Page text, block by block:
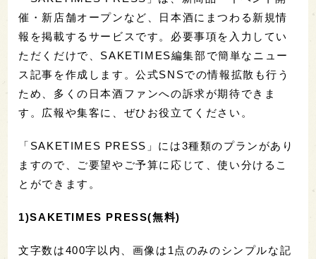
催・新店舗オープンなど、日本酒にまつわる新規情
報を掲載するサービスです。必要事項を入力してい
ただくだけで、SAKETIMES編集部で簡単なニュー
ス記事を作成します。公式SNSでの情報拡散も行う
ため、多くの日本酒ファンへの訴求が期待できま
す。広報や集客に、ぜひお役立てください。
「SAKETIMES PRESS」には3種類のプランがあり
ますので、ご要望やご予算に応じて、使い分けるこ
とができます。
1)SAKETIMES PRESS(無料)
文字数は400字以内、画像は1点のみのシンプルな記